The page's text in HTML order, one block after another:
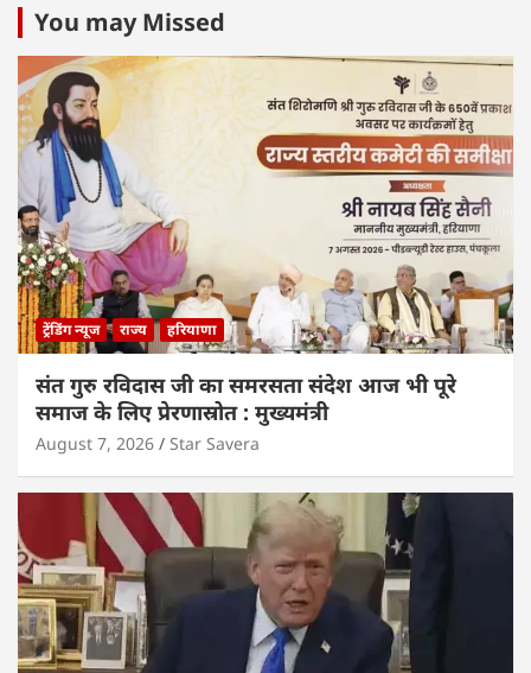
You may Missed
ट्रेंडिंग न्यूज राज्य हरियाणा
संत गुरु रविदास जी का समरसता संदेश आज भी पूरे
समाज के लिए प्रेरणास्रोत : मुख्यमंत्री
August 7, 2026 Star Savera